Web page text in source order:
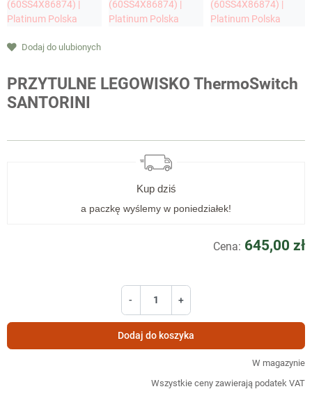
Dodaj do ulubionych
PRZYTULNE LEGOWISKO ThermoSwitch
SANTORINI
Kup dziś
a paczkę wyślemy w poniedziałek!
Cena: 645,00 zł
- +
Dodaj do koszyka
W magazynie
Wszystkie ceny zawierają podatek VAT